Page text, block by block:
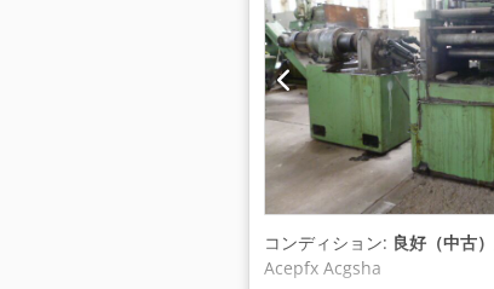
コンディション: 良好（中古）
Acepfx Acgsha